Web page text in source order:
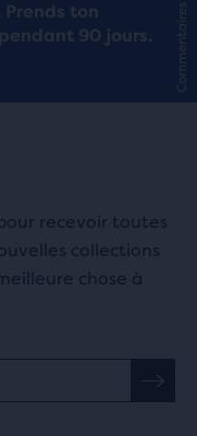
ton
90 jours.
recevoir toutes
collections
chose à
Commentaires